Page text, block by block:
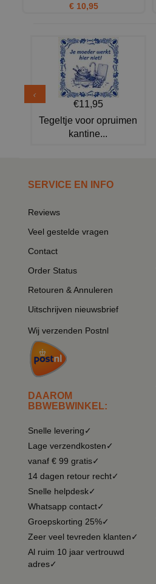
€ 10,95
€11,95
Tegeltje voor opruimen
kantine...
SERVICE EN INFO
Reviews
Veel gestelde vragen
Contact
Order Status
Retouren & Annuleren
Uitschrijven nieuwsbrief
Wij verzenden Postnl
DAAROM
BBWEBWINKEL:
Snelle levering✓
Lage verzendkosten✓
vanaf € 99 gratis✓
14 dagen retour recht✓
Snelle helpdesk✓
Whatsapp contact✓
Groepskorting 25%✓
Zeer veel tevreden klanten✓
Al ruim 10 jaar vertrouwd
adres✓